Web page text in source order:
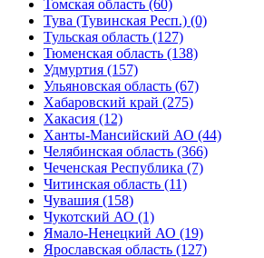
Томская область (60)
Тува (Тувинская Респ.) (0)
Тульская область (127)
Тюменская область (138)
Удмуртия (157)
Ульяновская область (67)
Хабаровский край (275)
Хакасия (12)
Ханты-Мансийский АО (44)
Челябинская область (366)
Чеченская Республика (7)
Читинская область (11)
Чувашия (158)
Чукотский АО (1)
Ямало-Ненецкий АО (19)
Ярославская область (127)